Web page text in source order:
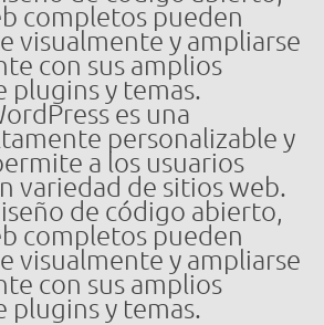
completos pueden
visualmente y ampliarse
con sus amplios
plugins y temas.
es una
personalizable y
a los usuarios
variedad de sitios web.
de código abierto,
completos pueden
visualmente y ampliarse
con sus amplios
plugins y temas.